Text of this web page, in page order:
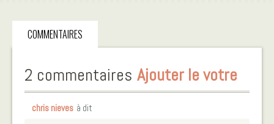
COMMENTAIRES
2 commentaires Ajouter le votre
chris nieves à dit